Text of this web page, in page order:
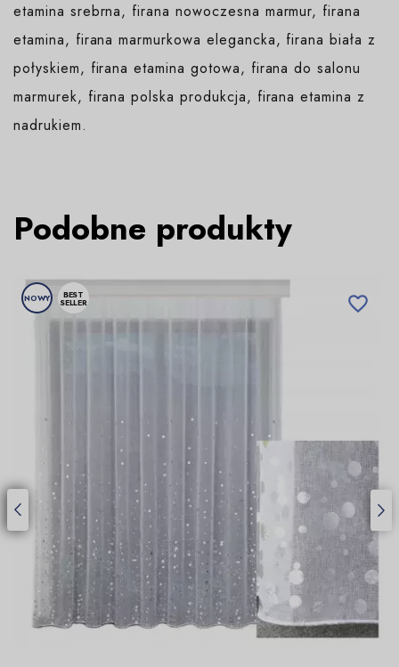
etamina srebrna, firana nowoczesna marmur, firana
etamina, firana marmurkowa elegancka, firana biała z
połyskiem, firana etamina gotowa, firana do salonu
marmurek, firana polska produkcja, firana etamina z
nadrukiem.
Podobne produkty
NOWY BEST
SELLER 